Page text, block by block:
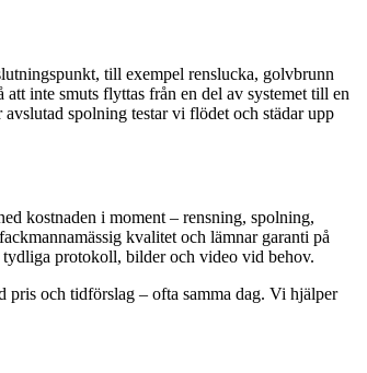
till exempel renslucka, golvbrunn
inte smuts flyttas från en del av systemet till en
spolning testar vi flödet och städar upp
kostnaden i moment – rensning, spolning,
kvalitet och lämnar garanti på
protokoll, bilder och video vid behov.
pris och tidförslag – ofta samma dag. Vi hjälper